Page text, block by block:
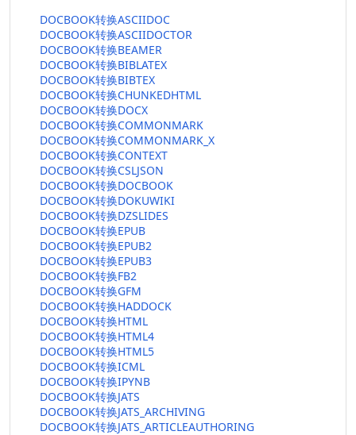
DOCBOOK转换ASCIIDOC
DOCBOOK转换ASCIIDOCTOR
DOCBOOK转换BEAMER
DOCBOOK转换BIBLATEX
DOCBOOK转换BIBTEX
DOCBOOK转换CHUNKEDHTML
DOCBOOK转换DOCX
DOCBOOK转换COMMONMARK
DOCBOOK转换COMMONMARK_X
DOCBOOK转换CONTEXT
DOCBOOK转换CSLJSON
DOCBOOK转换DOCBOOK
DOCBOOK转换DOKUWIKI
DOCBOOK转换DZSLIDES
DOCBOOK转换EPUB
DOCBOOK转换EPUB2
DOCBOOK转换EPUB3
DOCBOOK转换FB2
DOCBOOK转换GFM
DOCBOOK转换HADDOCK
DOCBOOK转换HTML
DOCBOOK转换HTML4
DOCBOOK转换HTML5
DOCBOOK转换ICML
DOCBOOK转换IPYNB
DOCBOOK转换JATS
DOCBOOK转换JATS_ARCHIVING
DOCBOOK转换JATS_ARTICLEAUTHORING